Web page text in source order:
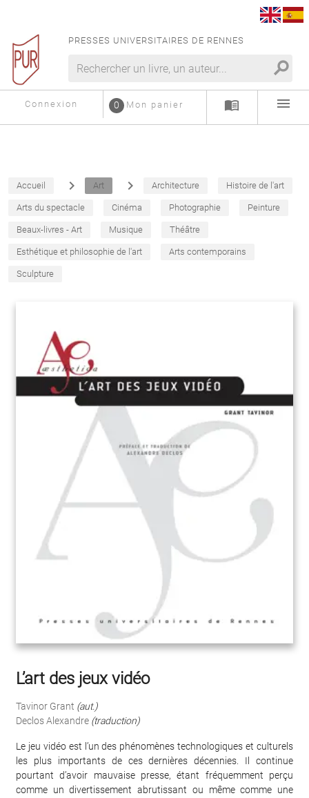
PRESSES UNIVERSITAIRES DE RENNES
search
Connexion Mon panier
0 menu_book menu
Accueil navigate_next Art navigate_next Architecture Histoire de l'art
Arts du spectacle Cinéma Photographie Peinture
Beaux-livres - Art Musique Théâtre
Esthétique et philosophie de l'art Arts contemporains
Sculpture
L’art des jeux vidéo
Tavinor Grant (aut.)
Declos Alexandre (traduction)
Le jeu vidéo est l’un des phénomènes technologiques et culturels
les plus importants de ces dernières décennies. Il continue
pourtant d’avoir mauvaise presse, étant fréquemment perçu
comme un divertissement abrutissant ou même comme une